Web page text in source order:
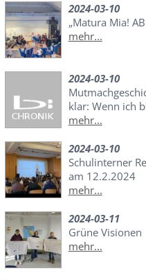
2024-03-10
„Matura Mia!
mehr...
2024-03-10
klar: Wenn ich
mehr...
2024-03-10
Schulinterner
am 12.2.2024
mehr...
2024-03-11
Grüne Visionen
mehr...